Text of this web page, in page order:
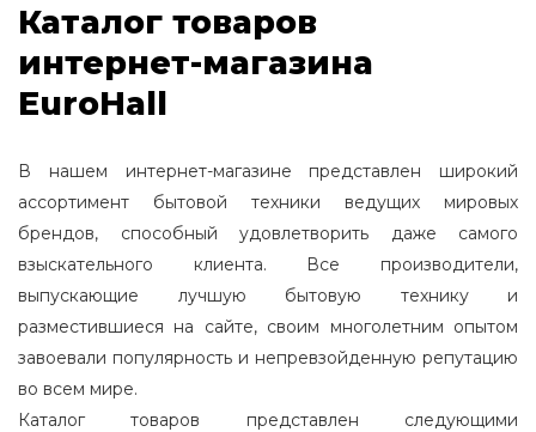
Каталог товаров
интернет-магазина
EuroHall
В нашем интернет-магазине представлен широкий
ассортимент бытовой техники ведущих мировых
брендов, способный удовлетворить даже самого
взыскательного клиента. Все производители,
выпускающие лучшую бытовую технику и
разместившиеся на сайте, своим многолетним опытом
завоевали популярность и непревзойденную репутацию
во всем мире.
Каталог товаров представлен следующими